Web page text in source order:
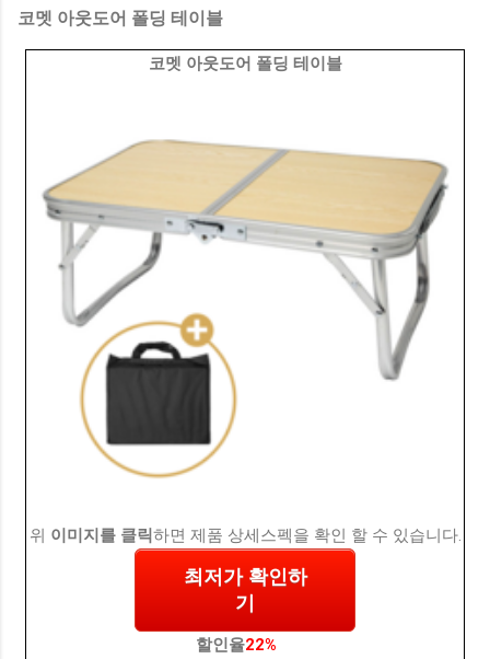
코멧 아웃도어 폴딩 테이블
코멧 아웃도어 폴딩 테이블
위 이미지를 클릭하면 제품 상세스펙을 확인 할 수 있습니다.
최저가 확인하
기
할인율22%